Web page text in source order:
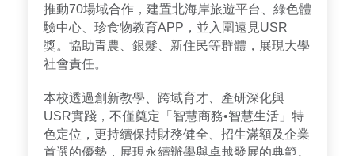
推動70場域合作，建置北海岸旅遊平台、綠色體
驗中心、珍食物教育APP，並入圍遠見USR
獎。協助青農、銀髮、新住民等群體，展現大學
社會責任。
本校透過創新教學、跨域育才、產研深化與
USR實踐，不僅奠定「智慧商務•智慧生活」特
色定位，更持續保持財務健全、招生滿額及企業
首選的優勢，展現永續辦學與卓越發展的典範。